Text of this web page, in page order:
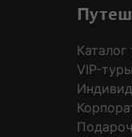
Каталог
VIP-туры